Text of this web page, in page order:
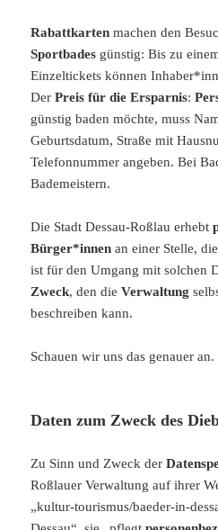
Rabattkartenmachen den
Sportbades günstig: Bis zu
Einzeltickets können
DerPreis für die Ersparnis:
günstig baden möchte, muss
Geburtsdatum, Straße mit
Telefonnummer angeben. Bei
Bademeistern.
Die Stadt Dessau-Roßlau erhebt
Bürger*innen an einer Stelle,
ist für den Umgang mit solchen
Zweck, den dieVerwaltung
beschreiben kann.
Schauen wir uns das genauer an.
Daten zum Zweck des
Zu Sinn und Zweck der
Roßlauer Verwaltung auf ihrer
„kultur-tourismus/baeder-in-